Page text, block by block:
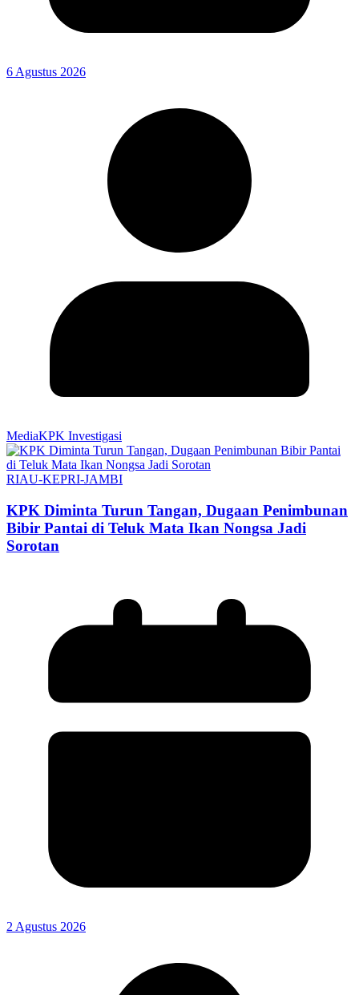
6 Agustus 2026
MediaKPK Investigasi
RIAU-KEPRI-JAMBI
KPK Diminta Turun Tangan, Dugaan Penimbunan
Bibir Pantai di Teluk Mata Ikan Nongsa Jadi
Sorotan
2 Agustus 2026